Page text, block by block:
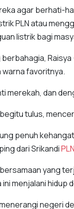
agar berhati-
PLN atau
listrik bagi
warna favoritnya.
merekah, dan
tulus,
penuh
dari Srikandi
yang
menjalani hidup
negeri